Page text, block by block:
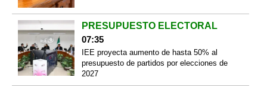
PRESUPUESTO ELECTORAL
07:35
IEE proyecta aumento de hasta 50% al
presupuesto de partidos por elecciones de
2027